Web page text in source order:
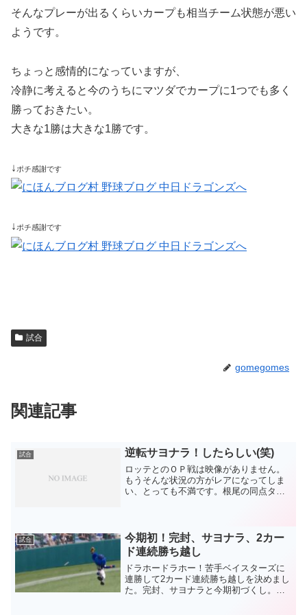
そんなプレーが出るくらいカープも相当チーム状態が悪い
ようです。
ちょっと感情的になっていますが、
冷静に考えると今のうちにマツダでカープに1つでも多く
勝っておきたい。
大きな1勝は大きな1勝です。
↓ ポチ感謝です
↓ ポチ感謝です
試合
gomegomes
関連記事
試合 逆転サヨナラ！したらしい(笑)
ロッテとのＯＰ戦は映像がありません。
もうそんな状況の方がレアになってしま
い、とっても不満です。根尾の同点タイ
うが、大事な場面でそれを...
試合
今期初！完封、サヨナラ、2カー
ド連続勝ち越し
ドラホードラホー！苦手ベイスターズに
連勝して2カード連続勝ち越しを決めまし
た。完封、サヨナラと今期初づくし。よ